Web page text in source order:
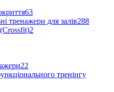
63
тренажери для залів288
2
22
тренінгу